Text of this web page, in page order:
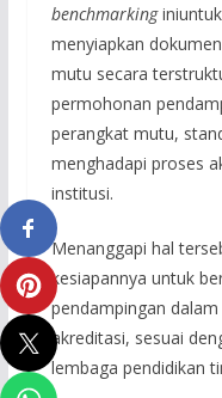
benchmarking
menyiapkan
mutu secara
permohonan
perangkat mutu,
menghadapi proses
institusi.
Menanggapi hal
kesiapannya untuk
pendampingan
akreditasi, sesuai
lembaga pendidikan